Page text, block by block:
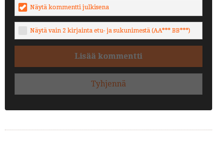
Näytä kommentti julkisena
Näytä vain 2 kirjainta etu- ja sukunimestä (AA*** BB***)
Lisää kommentti
Tyhjennä